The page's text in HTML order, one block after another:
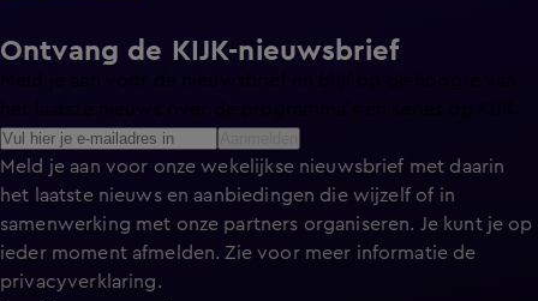
Ontvang de KIJK-nieuwsbrief
Meld je aan voor onze wekelijkse nieuwsbrief met daarin
het laatste nieuws en aanbiedingen die wijzelf of in
samenwerking met onze partners organiseren. Je kunt je op
ieder moment afmelden. Zie voor meer informatie de
privacyverklaring.